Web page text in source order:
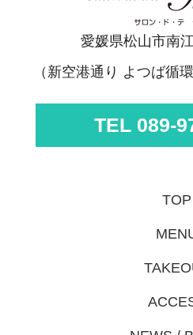
愛媛県松山市南
（新空港通り よつば循
TEL 089-
TOP